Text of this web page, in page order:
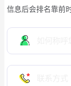
信息后会排名靠前